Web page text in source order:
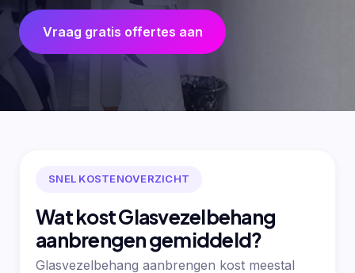
Vraag gratis offertes aan
SNEL KOSTENOVERZICHT
Wat kost Glasvezelbehang
aanbrengen gemiddeld?
Glasvezelbehang aanbrengen kost meestal